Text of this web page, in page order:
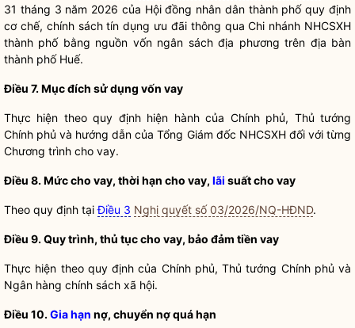
31 tháng 3 năm 2026 của Hội đồng nhân dânthành phố quy định
cơ chế, chính sáchtín dụng ưu đãi thông qua Chi nhánh NHCSXH
thành phố bằng nguồn vốn ngân sách địa phương trên địa bàn
thành phố Huế.
Điều 7. Mục đích sử dụng vốn vay
Thực hiện theo quy định hiện hành của Chính phủ, Thủ tướng
Chính phủ và hướng dẫn của Tổng Giám đốc NHCSXH đối với từng
Chương trình cho vay.
Điều 8. Mức cho vay, thời hạn cho vay, lãi suất cho vay
Theo quy định tạiĐiều 3 Nghị quyết số 03/2026/NQ-HĐND.
Điều 9. Quy trình, thủ tục cho vay, bảo đảm tiền vay
Thực hiện theo quy định của Chính phủ, Thủ tướng Chính phủ và
Ngân hàng chính sách xã hội.
Điều 10.Gia hạn nợ, chuyển nợ quá hạn